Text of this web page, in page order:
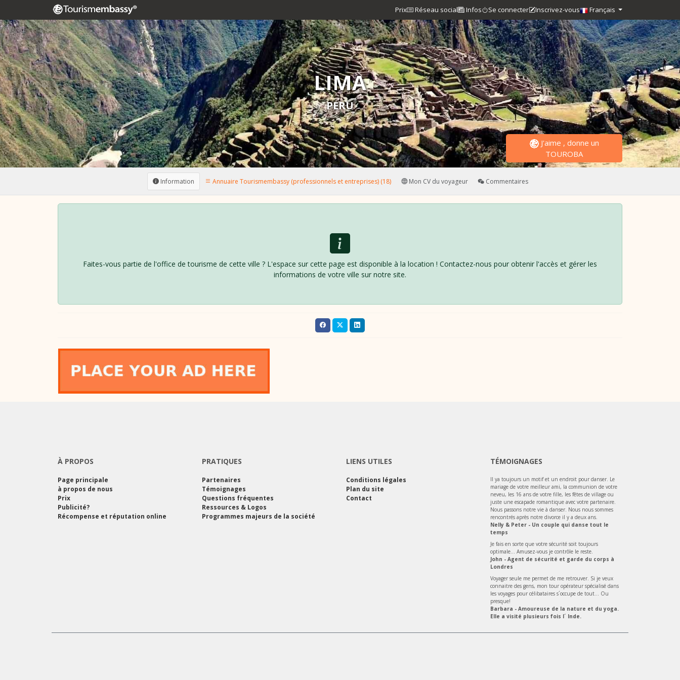
Prix Réseau social Infos Se connecter Inscrivez-vous Français
LIMA
PERU
J'aime , donne un
TOUROBA
Information Annuaire Tourismembassy (professionnels et entreprises) (18) Mon CV du voyageur Commentaires
Faites-vous partie de l'office de tourisme de cette ville ? L'espace sur cette page est disponible à la location ! Contactez-nous pour obtenir l'accès et gérer les
informations de votre ville sur notre site.
À PROPOS
Page principale
à propos de nous
Prix
Publicité?
Récompense et réputation online
PRATIQUES
Partenaires
Témoignages
Questions fréquentes
Ressources & Logos
Programmes majeurs de la société
LIENS UTILES
Conditions légales
Plan du site
Contact
TÉMOIGNAGES
Il ya toujours un motif et un endroit pour danser. Le
mariage de votre meilleur ami, la communion de votre
neveu, les 16 ans de votre fille, les fêtes de village ou
juste une escapade romantique avec votre partenaire.
Nous passons notre vie à danser. Nous nous sommes
rencontrés après notre divorce il y a deux ans.
Nelly & Peter - Un couple qui danse tout le
temps
Je fais en sorte que votre sécurité soit toujours
optimale... Amusez-vous je contrôle le reste.
John - Agent de sécurité et garde du corps à
Londres
Voyager seule me permet de me retrouver. Si je veux
connaitre des gens, mon tour opérateur spécialisé dans
les voyages pour célibataires s´occupe de tout... Ou
presque!
Barbara - Amoureuse de la nature et du yoga.
Elle a visité plusieurs fois l´ Inde.